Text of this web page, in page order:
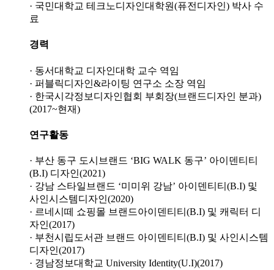
· 국민대학교 테크노디자인대학원(퓨전디자인) 박사 수
료
경력
· 동서대학교 디자인대학 교수 역임
· 퍼블릭디자인&라이팅 연구소 소장 역임
· 한국시각정보디자인협회 부회장(브랜드디자인 분과)
(2017~현재)
연구활동
· 부산 동구 도시브랜드 ‘BIG WALK 동구’ 아이덴티티
(B.I) 디자인(2021)
· 강남 스타일브랜드 ‘미미위 강남’ 아이덴티티(B.I) 및
사인시스템디자인(2020)
· 르네시떼 쇼핑몰 브랜드아이덴티티(B.I) 및 캐릭터 디
자인(2017)
· 부천시립도서관 브랜드 아이덴티티(B.I) 및 사인시스템
디자인(2017)
· 경남정보대학교 University Identity(U.I)(2017)